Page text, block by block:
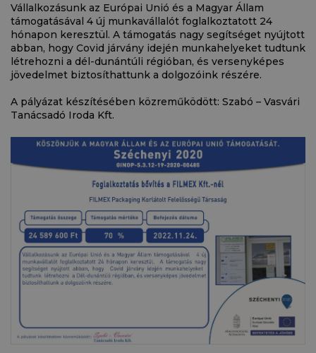
Vállalkozásunk az Európai Unió és a Magyar Állam
támogatásával 4 új munkavállalót foglalkoztatott 24
hónapon keresztül. A támogatás nagy segítséget nyújtott
abban, hogy Covid járvány idején munkahelyeket tudtunk
létrehozni a dél-dunántúli régióban, és versenyképes
jövedelmet biztosíthattunk a dolgozóink részére.
A pályázat készítésében közreműködött: Szabó – Vasvári
Tanácsadó Iroda Kft.